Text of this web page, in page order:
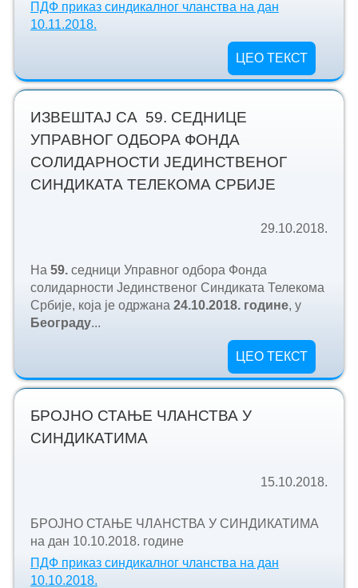
ПДФ приказ синдикалног чланства на дан
10.11.2018.
ЦЕО ТЕКСТ
ИЗВЕШТАЈ СА 59. СЕДНИЦЕ
УПРАВНОГ ОДБОРА ФОНДА
СОЛИДАРНОСТИ ЈЕДИНСТВЕНОГ
СИНДИКАТА ТЕЛЕКОМА СРБИЈЕ
29.10.2018.
На 59. седници Управног одбора Фонда
солидарности Јединственог Синдиката Телекома
Србије, која је одржана 24.10.2018. године, у
Београду...
ЦЕО ТЕКСТ
БРОЈНО СТАЊЕ ЧЛАНСТВА У
СИНДИКАТИМА
15.10.2018.
БРОЈНО СТАЊЕ ЧЛАНСТВА У СИНДИКАТИМА
на дан 10.10.2018. године
ПДФ приказ синдикалног чланства на дан
10.10.2018.